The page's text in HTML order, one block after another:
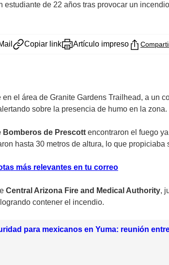
de 22 años tras provocar un
Copiar link Artículo impreso
el área de Granite Gardens Trailhead, a un
sobre la presencia de humo en la zona.
Bomberos de Prescott encontraron el fuego
hasta 30 metros de altura, lo que propiciaba
más relevantes en tu correo
Central Arizona Fire and Medical Authority,
contener el incendio.
para mexicanos en Yuma: reunión